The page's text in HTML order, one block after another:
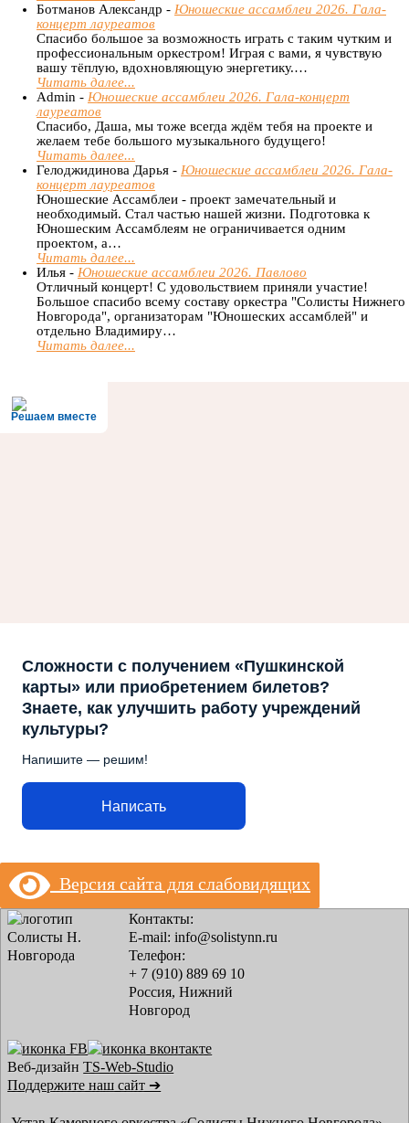
Ботманов Александр - Юношеские ассамблеи 2026. Гала-
концерт лауреатов
Спасибо большое за возможность играть с таким чутким и
профессиональным оркестром! Играя с вами, я чувствую
вашу тёплую, вдохновляющую энергетику.…
Читать далее...
Admin - Юношеские ассамблеи 2026. Гала-концерт
лауреатов
Спасибо, Даша, мы тоже всегда ждём тебя на проекте и
желаем тебе большого музыкального будущего!
Читать далее...
Гелоджидинова Дарья - Юношеские ассамблеи 2026. Гала-
концерт лауреатов
Юношеские Ассамблеи - проект замечательный и
необходимый. Стал частью нашей жизни. Подготовка к
Юношеским Ассамблеям не ограничивается одним
проектом, а…
Читать далее...
Илья - Юношеские ассамблеи 2026. Павлово
Отличный концерт! С удовольствием приняли участие!
Большое спасибо всему составу оркестра "Солисты Нижнего
Новгорода", организаторам "Юношеских ассамблей" и
отдельно Владимиру…
Читать далее...
Решаем вместе
Сложности с получением «Пушкинской
карты» или приобретением билетов?
Знаете, как улучшить работу учреждений
культуры?
Напишите — решим!
Написать
Версия сайта для слабовидящих
Контакты:
E-mail: info@solistynn.ru
Телефон:
+ 7 (910) 889 69 10
Россия, Нижний
Новгород
Веб-дизайнTS-Web-Studio
Поддержите наш сайт ➔